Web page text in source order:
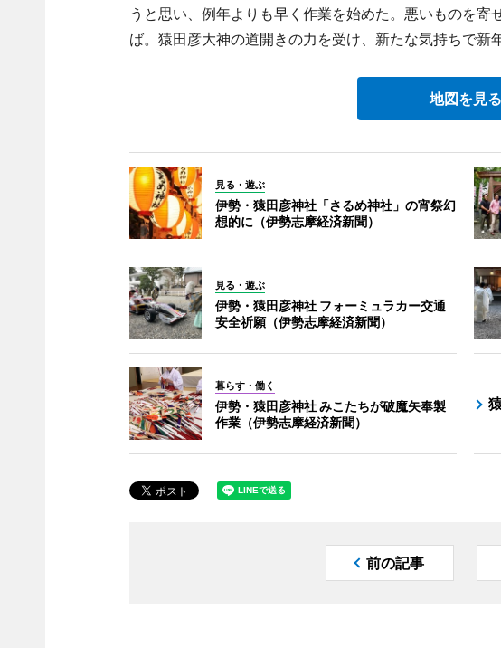
うと思い、例年よりも早く作業を始めた。悪いものを
ば。猿田彦大神の道開きの力を受け、新たな気持ちで新
地図を見る
見る・遊ぶ
伊勢・猿田彦神社「さるめ神社」の宵祭幻
想的に（伊勢志摩経済新聞）
見る・遊ぶ
伊勢・猿田彦神社 フォーミュラカー交通
安全祈願（伊勢志摩経済新聞）
暮らす・働く
伊勢・猿田彦神社 みこたちが破魔矢奉製
作業（伊勢志摩経済新聞）
前の記事